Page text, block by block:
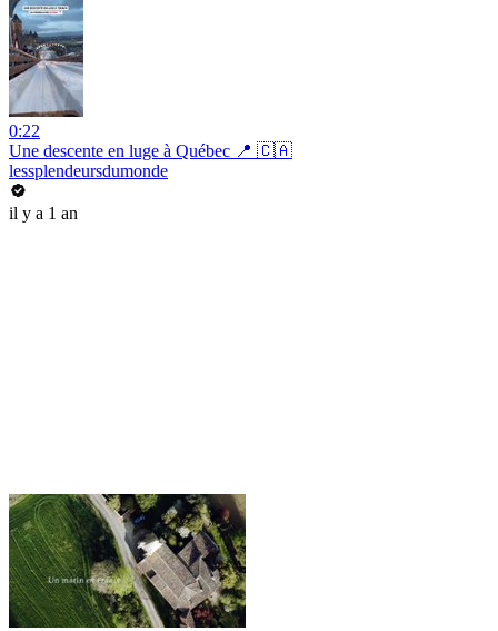
0:22
Une descente en luge à Québec 📍 🇨🇦
lessplendeursdumonde
il y a 1 an